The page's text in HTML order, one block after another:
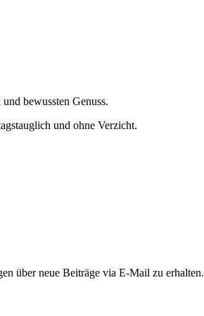
bewussten Genuss.
und ohne Verzicht.
über neue Beiträge via E-Mail zu erhalten.